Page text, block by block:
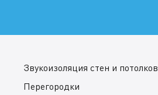
Звукоизоляция стен и потолков
Перегородки